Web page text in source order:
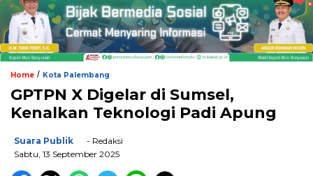
Home / Kota Palembang
GPTPN X Digelar di Sumsel,
Kenalkan Teknologi Padi Apung
Suara Publik
- Redaksi
Sabtu, 13 September 2025